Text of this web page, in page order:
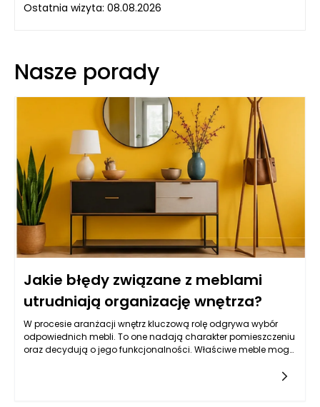
Ostatnia wizyta: 08.08.2026
Nasze porady
Jakie błędy związane z meblami
utrudniają organizację wnętrza?
W procesie aranżacji wnętrz kluczową rolę odgrywa wybór
odpowiednich mebli. To one nadają charakter pomieszczeniu
oraz decydują o jego funkcjonalności. Właściwe meble mogą